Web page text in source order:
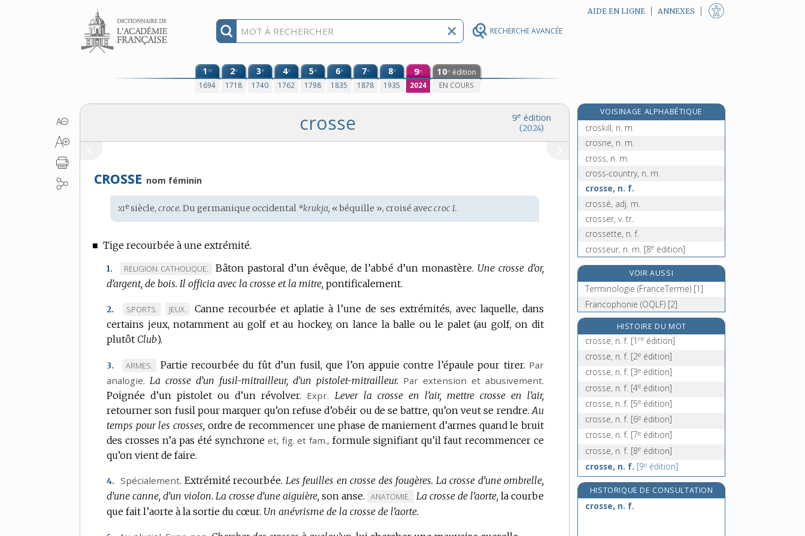
RECHERCHE AVANCÉE
Aller au contenu AIDE EN LIGNE ANNEXES
1re
1694
2e
1718
3e
1740
4e
1762
5e
1798
6e
1835
7e
1878
8e
1935
9e
2024
10e édition
EN COURS
9e édition
(2024)
crosse
CROSSE nom féminin
Étymologie
:
xie siècle,croce. Dugermanique occidental *krukja, « béquille », croisé aveccroc I.
■ Tige recourbée à une extrémité.
1.
MARQUE
DE
RELIGION CATHOLIQUE. Bâton pastoral d’un évêque, de l’abbé d’un monastère. Une crosse d’or,
d’argent, de bois. Il officia avec la crosse et la mitre, pontificalement.
2.
MARQUE
DE
DOMAINE
SPORTS.
MARQUE
DE
JEUX.
Canne recourbée et aplatie à l’une de ses extrémités, avec laquelle, dans
certains jeux, notamment au golf et au hockey, on lance la balle ou le palet (au golf, on dit
plutôt Club).
3.
MARQUE
DE
DOMAINE
:
ARMES. Partie recourbée du fût d’un fusil, que l’on appuie contre l’épaule pour tirer. Par
analogie. La crosse d’un fusil-mitrailleur, d’un pistolet-mitrailleur. Par extension etabusivement.
Poignée d’un pistolet ou d’un révolver. Expr. Lever la crosse en l’air, mettre crosse en l’air,
retourner son fusil pour marquer qu’on refuse d’obéir ou de se battre, qu’on veut se rendre. Au
temps pour les crosses, ordre de recommencer une phase de maniement d’armes quand le bruit
des crosses n’a pas été synchrone et, fig. etfam., formule signifiant qu’il faut recommencer ce
qu’on vient de faire.
4. Spécialement. Extrémité recourbée. Les feuilles en crosse des fougères. La crosse d’une ombrelle,
d’une canne, d’un violon. La crosse d’une aiguière, son anse.
MARQUE
DE
ANATOMIE. La crosse de l’aorte, la courbe
que fait l’aorte à la sortie du cœur. Un anévrisme de la crosse de l’aorte.
VOISINAGE ALPHABÉTIQUE
croquis, n. m.
croskill, n. m.
crosne, n. m.
cross, n. m.
cross-country, n. m.
crosse, n. f.
crossé, adj. m.
crosser, v. tr.
crossette, n. f.
crosseur, n. m. [8e édition]
crossing-over, n. m. inv.
crossoptérygiens, n. m. pl.
crotale, n. m.
crotaphite, adj.[4eédition]
croton, n. m.
VOIR AUSSI
Terminologie (FranceTerme) [1]
Francophonie (OQLF) [2]
HISTOIRE DU MOT
crosse, n. f. [1 re édition]
crosse, n. f. [2e édition]
crosse, n. f. [3e édition]
crosse, n. f. [4e édition]
crosse, n. f. [5e édition]
crosse, n. f. [6e édition]
crosse, n. f. [7e édition]
crosse, n. f. [8e édition]
crosse, n. f. [9e édition]
HISTORIQUE DE CONSULTATION
crosse, n. f.